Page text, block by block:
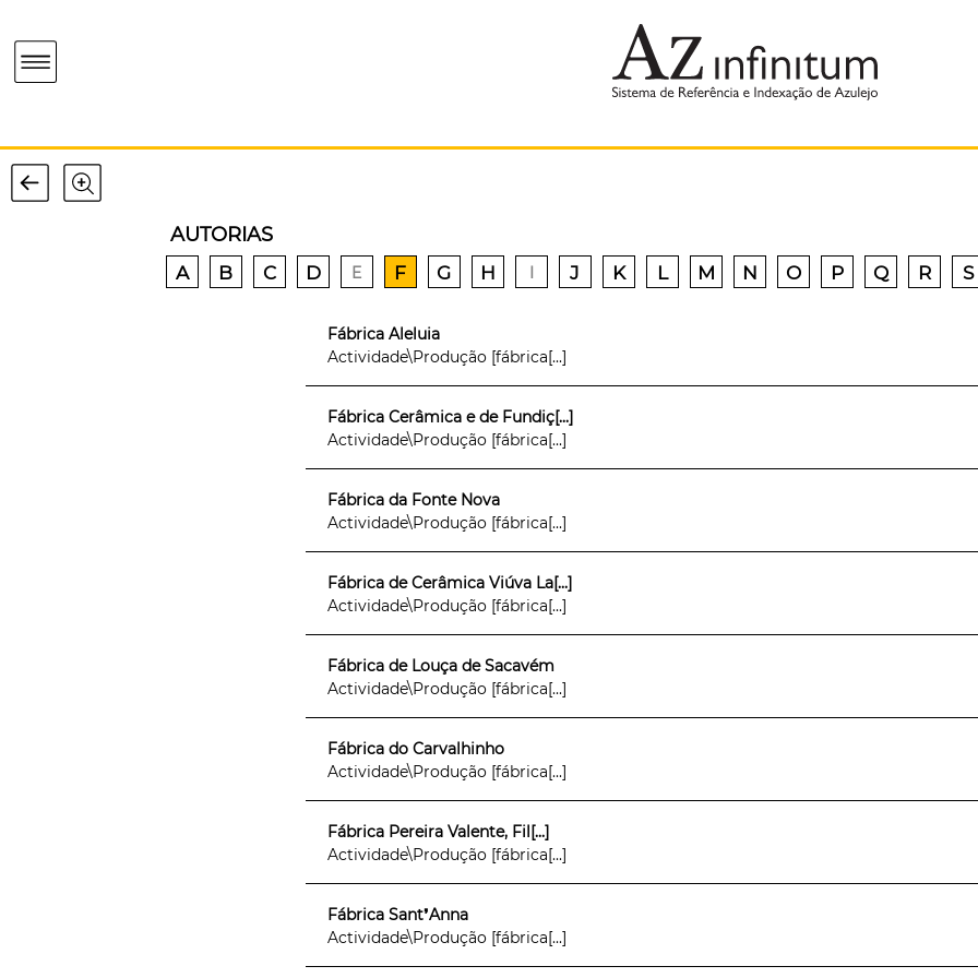
AUTORIAS
A B C D E F G H I J K L M N O P Q R S
Fábrica Aleluia
Actividade\Produção [fábrica[...]
Fábrica Cerâmica e de Fundiç[...]
Actividade\Produção [fábrica[...]
Fábrica da Fonte Nova
Actividade\Produção [fábrica[...]
Fábrica de Cerâmica Viúva La[...]
Actividade\Produção [fábrica[...]
Fábrica de Louça de Sacavém
Actividade\Produção [fábrica[...]
Fábrica do Carvalhinho
Actividade\Produção [fábrica[...]
Fábrica Pereira Valente, Fil[...]
Actividade\Produção [fábrica[...]
Fábrica Sant❜Anna
Actividade\Produção [fábrica[...]